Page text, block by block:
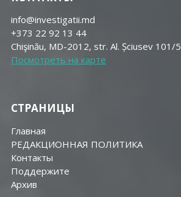
info@investigatii.md
+373 22 92 13 44
Chişinău, MD-2012, str. Al. Șciusev 101/5
Посмотреть на карте
СТРАНИЦЫ
Главная
РЕДАКЦИОННАЯ ПОЛИТИКА
Контакты
Поддержите
Aрхив